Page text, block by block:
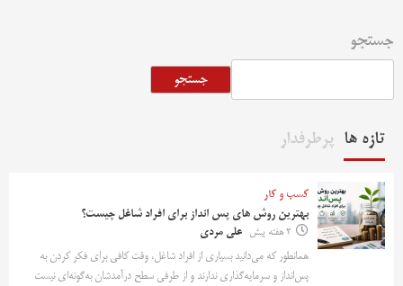
جستجو
جستجو
تازه ها پرطرفدار
کسب و کار
بهترین روش‌ های پس‌ انداز برای افراد شاغل چیست؟
2 هفته پیش
علی مردی
همانطور که می‌دانید بسیاری از افراد شاغل، وقت کافی برای فکر کردن به
پس‌انداز و سرمایه‌گذاری ندارند و از طرفی سطح درآمدشان به‌گونه‌ای نیست